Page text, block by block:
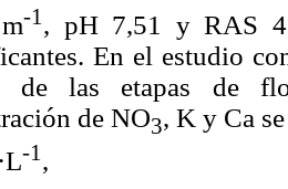
-1 , pH 7,51 y RAS
En el estudio
de las etapas de
de NO3, K y Ca
-1 ,